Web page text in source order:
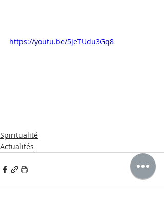
https://youtu.be/5jeTUdu3Gq8
Spiritualité
Actualités